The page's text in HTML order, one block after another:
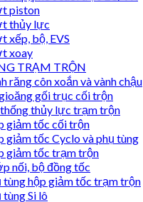
piston
thủy lực
xếp, bộ, EVS
xoay
TRẠM TRỘN
răng côn xoắn và vành chậu
gối trục cối trộn
thủy lực trạm trộn
giảm tốc cối trộn
giảm tốc Cyclo và phụ tùng
giảm tốc trạm trộn
nối, bộ đồng tốc
tùng hộp giảm tốc trạm trộn
tùng Si lô